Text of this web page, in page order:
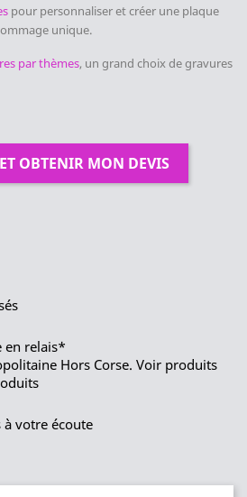
pour personnaliser et créer une plaque
unique.
par thèmes, un grand choix de gravures
OBTENIR MON DEVIS
en relais*
Hors Corse. Voir produits
à votre écoute